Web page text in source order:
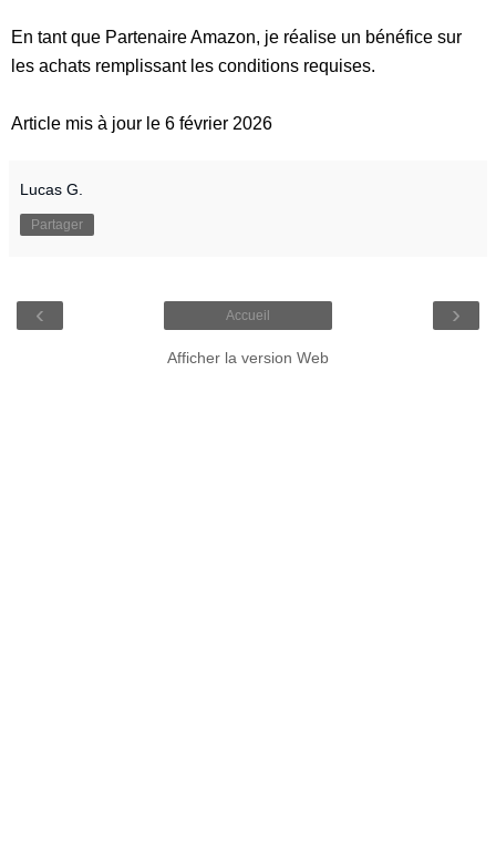
En tant que Partenaire Amazon, je réalise un bénéfice sur
les achats remplissant les conditions requises.
Article mis à jour le 6 février 2026
Lucas G.
Partager
‹ ›
Accueil
Afficher la version Web